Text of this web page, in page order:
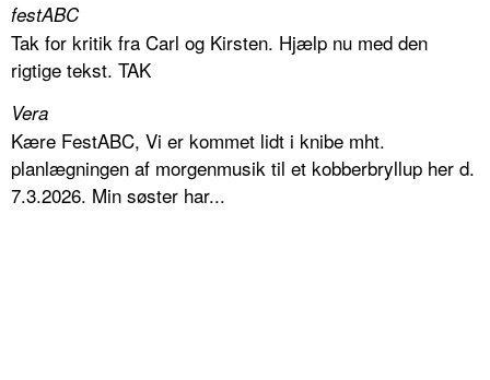
festABC
Tak for kritik fra Carl og Kirsten. Hjælp nu med den
rigtige tekst. TAK
Vera
Kære FestABC, Vi er kommet lidt i knibe mht.
planlægningen af morgenmusik til et kobberbryllup her d.
7.3.2026. Min søster har...